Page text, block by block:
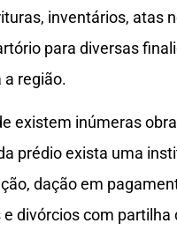
inventários, atas
para diversas
região.
existem inúmeras
prédio exista uma
dação em
divórcios com